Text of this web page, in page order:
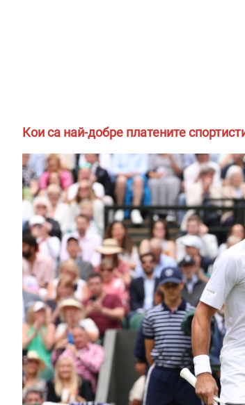
Кои са най-добре платените